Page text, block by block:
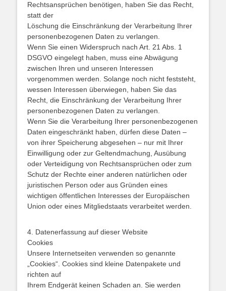
Rechtsansprüchen benötigen, haben Sie das Recht,
statt der
Löschung die Einschränkung der Verarbeitung Ihrer
personenbezogenen Daten zu verlangen.
Wenn Sie einen Widerspruch nach Art. 21 Abs. 1
DSGVO eingelegt haben, muss eine Abwägung
zwischen Ihren und unseren Interessen
vorgenommen werden. Solange noch nicht feststeht,
wessen Interessen überwiegen, haben Sie das
Recht, die Einschränkung der Verarbeitung Ihrer
personenbezogenen Daten zu verlangen.
Wenn Sie die Verarbeitung Ihrer personenbezogenen
Daten eingeschränkt haben, dürfen diese Daten –
von ihrer Speicherung abgesehen – nur mit Ihrer
Einwilligung oder zur Geltendmachung, Ausübung
oder Verteidigung von Rechtsansprüchen oder zum
Schutz der Rechte einer anderen natürlichen oder
juristischen Person oder aus Gründen eines
wichtigen öffentlichen Interesses der Europäischen
Union oder eines Mitgliedstaats verarbeitet werden.
4. Datenerfassung auf dieser Website
Cookies
Unsere Internetseiten verwenden so genannte
„Cookies“. Cookies sind kleine Datenpakete und
richten auf
Ihrem Endgerät keinen Schaden an. Sie werden